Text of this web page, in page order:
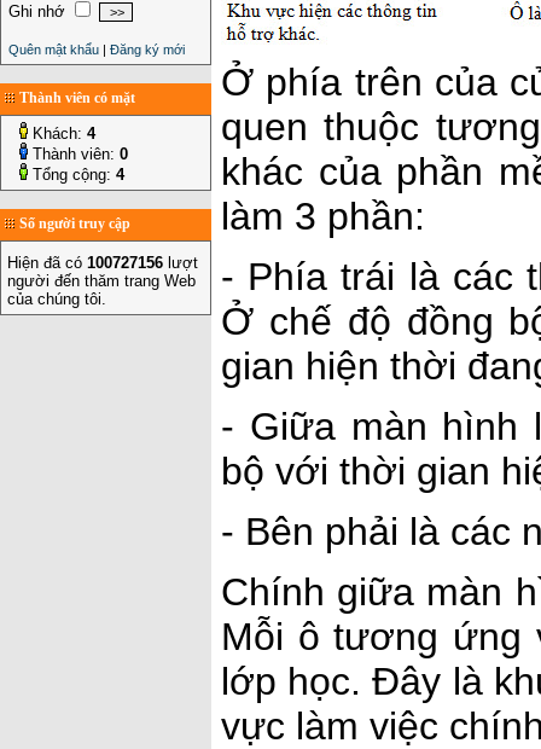
Ghi nhớ
Quên mật khẩu | Đăng ký mới
Thành viên có mặt
Khách: 4
Thành viên: 0
Tổng cộng: 4
Số người truy cập
Hiện đã có 100727156 lượt
người đến thăm trang Web
của chúng tôi.
Ở phía trên của
quen thuộc
khác của phần
làm 3 phần:
- Phía trái là các
Ở chế độ đồng
gian hiện thời
- Giữa màn hình
bộ với thời gian
- Bên phải là các
Chính giữa màn
Mỗi ô tương ứng
lớp học. Đây là
vực làm việc